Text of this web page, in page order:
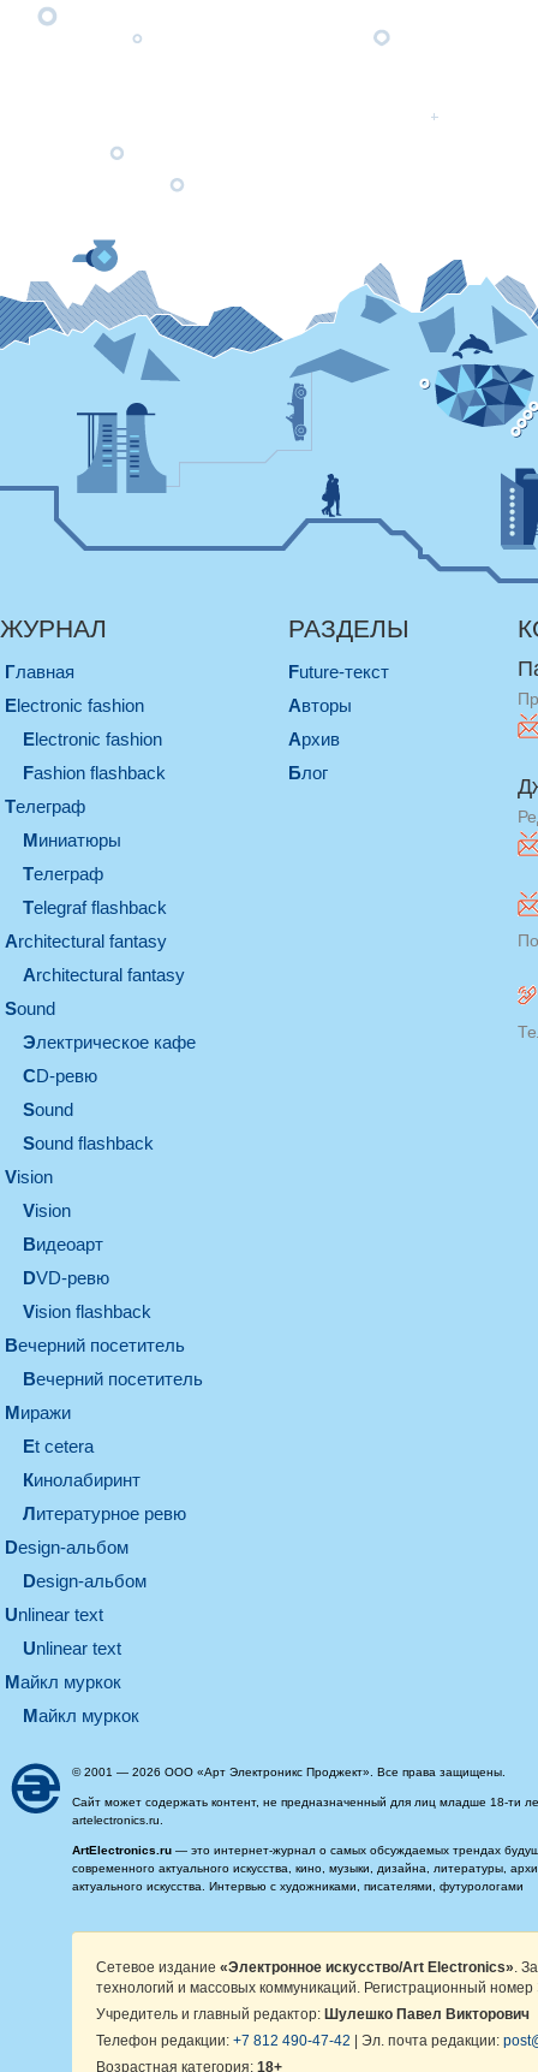
ЖУРНАЛ
Главная
electronic fashion
electronic fashion
Fashion flashback
телеграф
миниатюры
телеграф
Telegraf flashback
architectural fantasy
architectural fantasy
sound
электрическое кафе
CD-ревю
sound
Sound flashback
vision
vision
видеоарт
DVD-ревю
Vision flashback
вечерний посетитель
вечерний посетитель
миражи
et cetera
кинолабиринт
литературное ревю
design-альбом
design-альбом
unlinear text
Unlinear text
майкл муркок
майкл муркок
РАЗДЕЛЫ
Future-текст
Авторы
Архив
Блог
© 2001 — 2026 ООО «Арт Электроникс Проджект». Все права защищены.
Сайт может содержать контент, не предназначенный для лиц младше 18-ти
artelectronics.ru.
ArtElectronics.ru — это интернет-журнал о самых обсуждаемых трендах
современного актуального искусства, кино, музыки, дизайна, литературы,
актуального искусства. Интервью с художниками, писателями, футурологами
Сетевое издание «Электронное искусство/Art Electronics» .
технологий и массовых коммуникаций. Регистрационный
Учредитель и главный редактор: Шулешко Павел Викторович
Телефон редакции: +7 812 490-47-42 | Эл. почта редакции:
Возрастная категория: 18+